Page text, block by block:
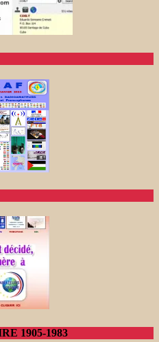
1905-1983